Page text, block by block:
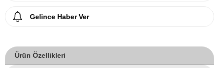
Gelince Haber Ver
Ürün Özellikleri